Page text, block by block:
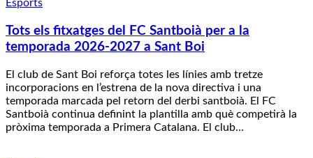
Esports
Tots els fitxatges del FC Santboià per a la
temporada 2026-2027 a Sant Boi
El club de Sant Boi reforça totes les línies amb tretze
incorporacions en l’estrena de la nova directiva i una
temporada marcada pel retorn del derbi santboià. El FC
Santboià continua definint la plantilla amb què competirà la
pròxima temporada a Primera Catalana. El club…